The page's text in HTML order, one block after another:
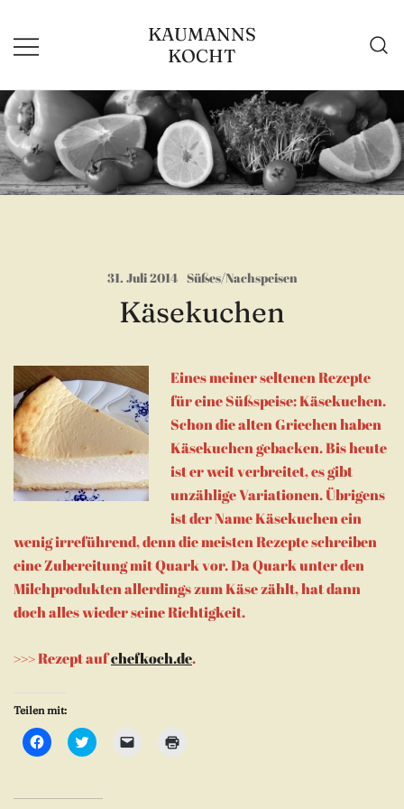
Inhalt
springen
KAUMANNS
KOCHT
31. Juli 2014 Süßes/Nachspeisen
Käsekuchen
Eines meiner seltenen Rezepte
für eine Süßspeise: Käsekuchen.
Schon die alten Griechen haben
Käsekuchen gebacken. Bis heute
ist er weit verbreitet, es gibt
unzählige Variationen. Übrigens
ist der Name Käsekuchen ein
wenig irreführend, denn die meisten Rezepte schreiben
eine Zubereitung mit Quark vor. Da Quark unter den
Milchprodukten allerdings zum Käse zählt, hat dann
doch alles wieder seine Richtigkeit.
>>> Rezept aufchefkoch.de.
Teilen mit:
Klick,
um
teilen
Klick,
um
teilen
Klicken,
um
Klicken
zum